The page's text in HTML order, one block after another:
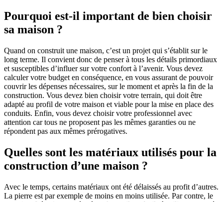
Pourquoi est-il important de bien choisir
sa maison ?
Quand on construit une maison, c’est un projet qui s’établit sur le
long terme. Il convient donc de penser à tous les détails primordiaux
et susceptibles d’influer sur votre confort à l’avenir. Vous devez
calculer votre budget en conséquence, en vous assurant de pouvoir
couvrir les dépenses nécessaires, sur le moment et après la fin de la
construction. Vous devez bien choisir votre terrain, qui doit être
adapté au profil de votre maison et viable pour la mise en place des
conduits. Enfin, vous devez choisir votre professionnel avec
attention car tous ne proposent pas les mêmes garanties ou ne
répondent pas aux mêmes prérogatives.
Quelles sont les matériaux utilisés pour la
construction d’une maison ?
Avec le temps, certains matériaux ont été délaissés au profit d’autres.
La pierre est par exemple de moins en moins utilisée. Par contre, le